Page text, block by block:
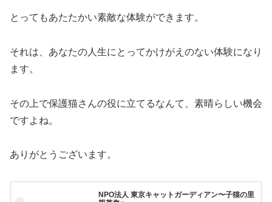
とってもあたたかい素敵な体験ができます。
それは、あなたの人生にとってかけがえのない体験になり
ます。
その上で保護猫さんの役に立てるなんて、素晴らしい機会
ですよね。
ありがとうございます。
NPO法人 東京キャットガーディアン〜子猫の里